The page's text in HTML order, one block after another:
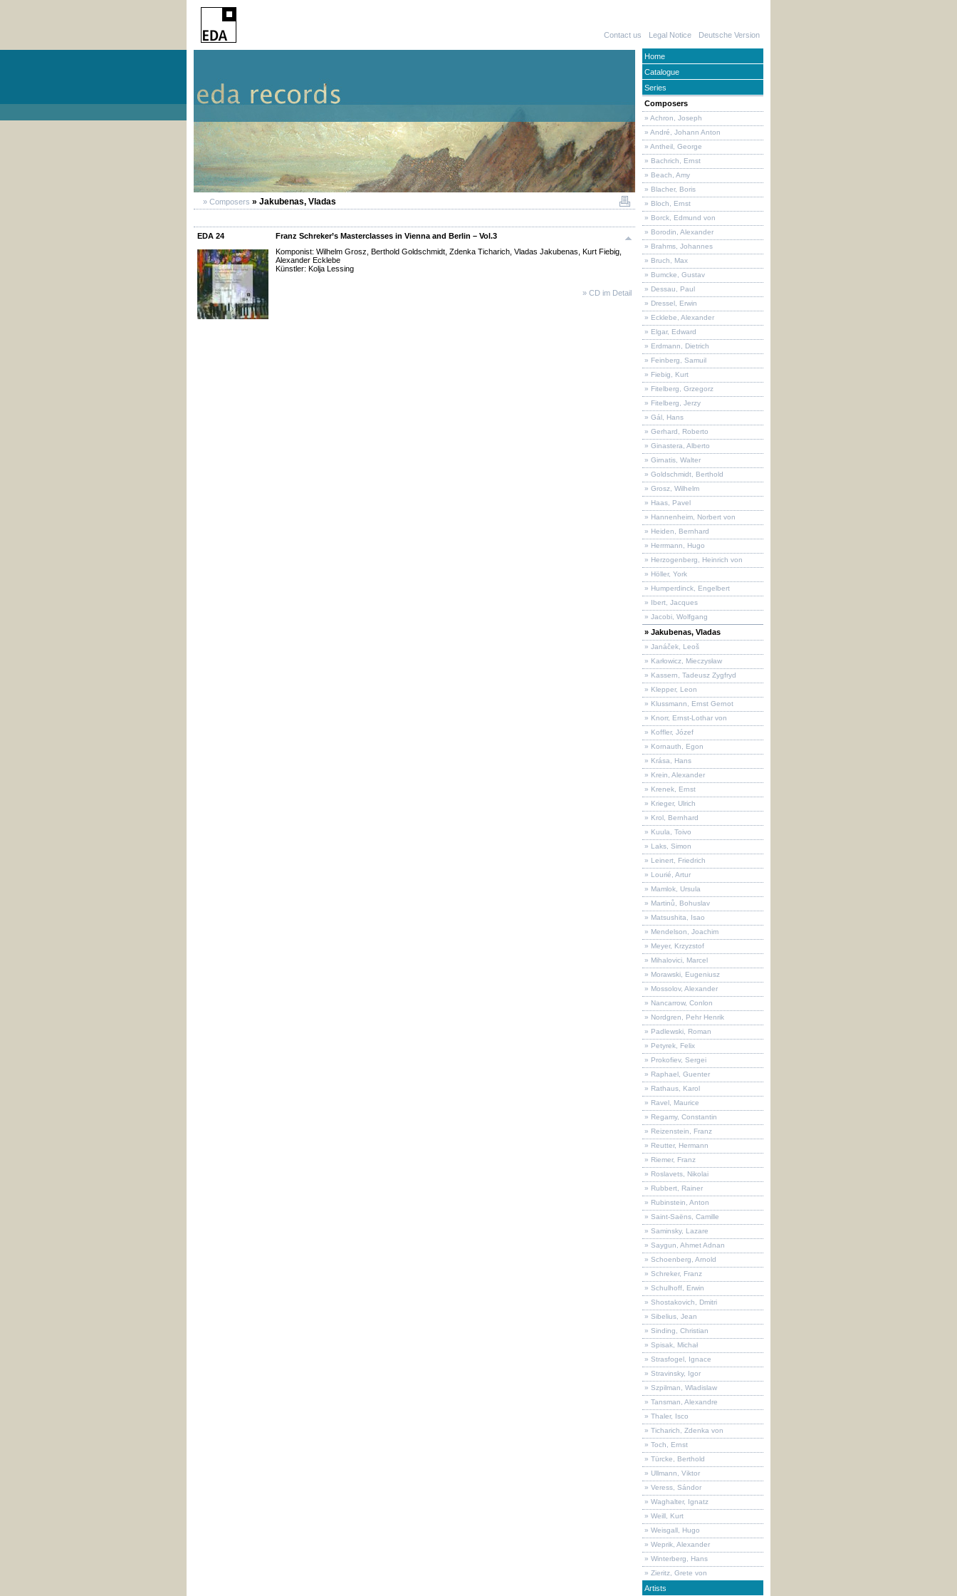
Deutsche Version
Legal Notice
Contact us
Home
Catalogue
Series
Composers
» Achron, Joseph
» André, Johann Anton
» Antheil, George
» Bachrich, Ernst
» Beach, Amy
» Blacher, Boris
» Bloch, Ernst
» Borck, Edmund von
» Borodin, Alexander
» Brahms, Johannes
» Bruch, Max
» Bumcke, Gustav
» Dessau, Paul
» Dressel, Erwin
» Ecklebe, Alexander
» Elgar, Edward
» Erdmann, Dietrich
» Feinberg, Samuil
» Fiebig, Kurt
» Fitelberg, Grzegorz
» Fitelberg, Jerzy
» Gál, Hans
» Gerhard, Roberto
» Ginastera, Alberto
» Girnatis, Walter
» Goldschmidt, Berthold
» Grosz, Wilhelm
» Haas, Pavel
» Hannenheim, Norbert von
» Heiden, Bernhard
» Herrmann, Hugo
» Herzogenberg, Heinrich von
» Höller, York
» Humperdinck, Engelbert
» Ibert, Jacques
» Jacobi, Wolfgang
» Jakubenas, Vladas
» Janáček, Leoš
» Karłowicz, Mieczysław
» Kassern, Tadeusz Zygfryd
» Klepper, Leon
» Klussmann, Ernst Gernot
» Knorr, Ernst-Lothar von
» Koffler, Józef
» Kornauth, Egon
» Krása, Hans
» Krein, Alexander
» Krenek, Ernst
» Krieger, Ulrich
» Krol, Bernhard
» Kuula, Toivo
» Laks, Simon
» Leinert, Friedrich
» Lourié, Artur
» Mamlok, Ursula
» Martinů, Bohuslav
» Matsushita, Isao
» Mendelson, Joachim
» Meyer, Krzyzstof
» Mihalovici, Marcel
» Morawski, Eugeniusz
» Mossolov, Alexander
» Nancarrow, Conlon
» Nordgren, Pehr Henrik
» Padlewski, Roman
» Petyrek, Felix
» Prokofiev, Sergei
» Raphael, Guenter
» Rathaus, Karol
» Ravel, Maurice
» Regamy, Constantin
» Reizenstein, Franz
» Reutter, Hermann
» Riemer, Franz
» Roslavets, Nikolai
» Rubbert, Rainer
» Rubinstein, Anton
» Saint-Saëns, Camille
» Saminsky, Lazare
» Saygun, Ahmet Adnan
» Schoenberg, Arnold
» Schreker, Franz
» Schulhoff, Erwin
» Shostakovich, Dmitri
» Sibelius, Jean
» Sinding, Christian
» Spisak, Michał
» Strasfogel, Ignace
» Stravinsky, Igor
» Szpilman, Wladislaw
» Tansman, Alexandre
» Thaler, Isco
» Ticharich, Zdenka von
» Toch, Ernst
» Türcke, Berthold
» Ullmann, Viktor
» Veress, Sándor
» Waghalter, Ignatz
» Weill, Kurt
» Weisgall, Hugo
» Weprik, Alexander
» Winterberg, Hans
» Zieritz, Grete von
Artists
» Composers » Jakubenas, Vladas
EDA 24
Franz Schreker’s Masterclasses in Vienna and Berlin – Vol.3
Komponist: Wilhelm Grosz, Berthold Goldschmidt, Zdenka Ticharich, Vladas Jakubenas, Kurt Fiebig,
Alexander Ecklebe
Künstler: Kolja Lessing
» CD im Detail